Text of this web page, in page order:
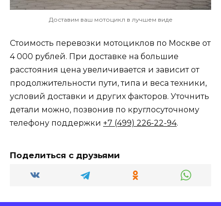
Доставим ваш мотоцикл в лучшем виде
Стоимость перевозки мотоциклов по Москве от
4 000 рублей. При доставке на большие
расстояния цена увеличивается и зависит от
продолжительности пути, типа и веса техники,
условий доставки и других факторов. Уточнить
детали можно, позвонив по круглосуточному
телефону поддержки +7 (499) 226-22-94.
Поделиться с друзьями